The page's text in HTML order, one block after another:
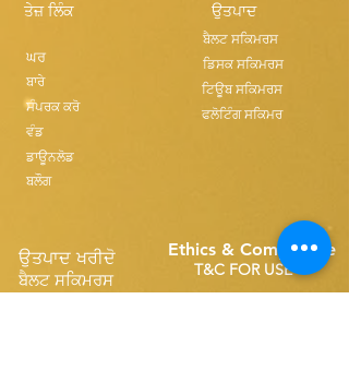
ਤੇਜ਼ ਲਿੰਕ
ਘਰ
ਬਾਰੇ
ਸੰਪਰਕ ਕਰੋ
ਵੰਡ
ਡਾਊਨਲੋਡ
ਬਲੌਗ
ਉਤਪਾਦ
ਬੈਲਟ ਸਕਿਮਰਸ
ਡਿਸਕ ਸਕਿਮਰਸ
ਟਿਊਬ ਸਕਿਮਰਸ
ਫਲੋਟਿੰਗ ਸਕਿਮਰ
ਉਤਪਾਦ ਖਰੀਦੋ
ਬੈਲਟ ਸਕਿਮਰਸ
Ethics & Compilance
T&C FOR USE